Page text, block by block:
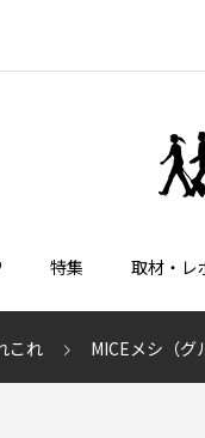
特集 取材・レ
これ MICEメシ（グ